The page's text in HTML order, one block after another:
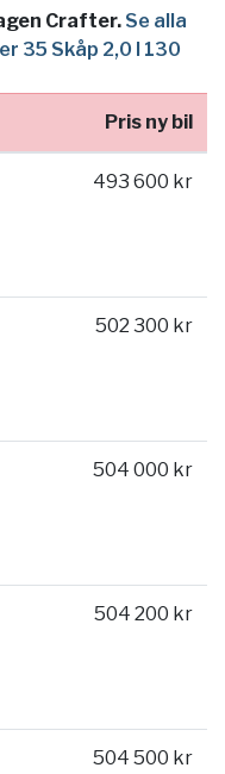
Crafter. Se alla
35 Skåp 2,0 l 130
Pris ny bil
493 600 kr
502 300 kr
504 000 kr
504 200 kr
504 500 kr